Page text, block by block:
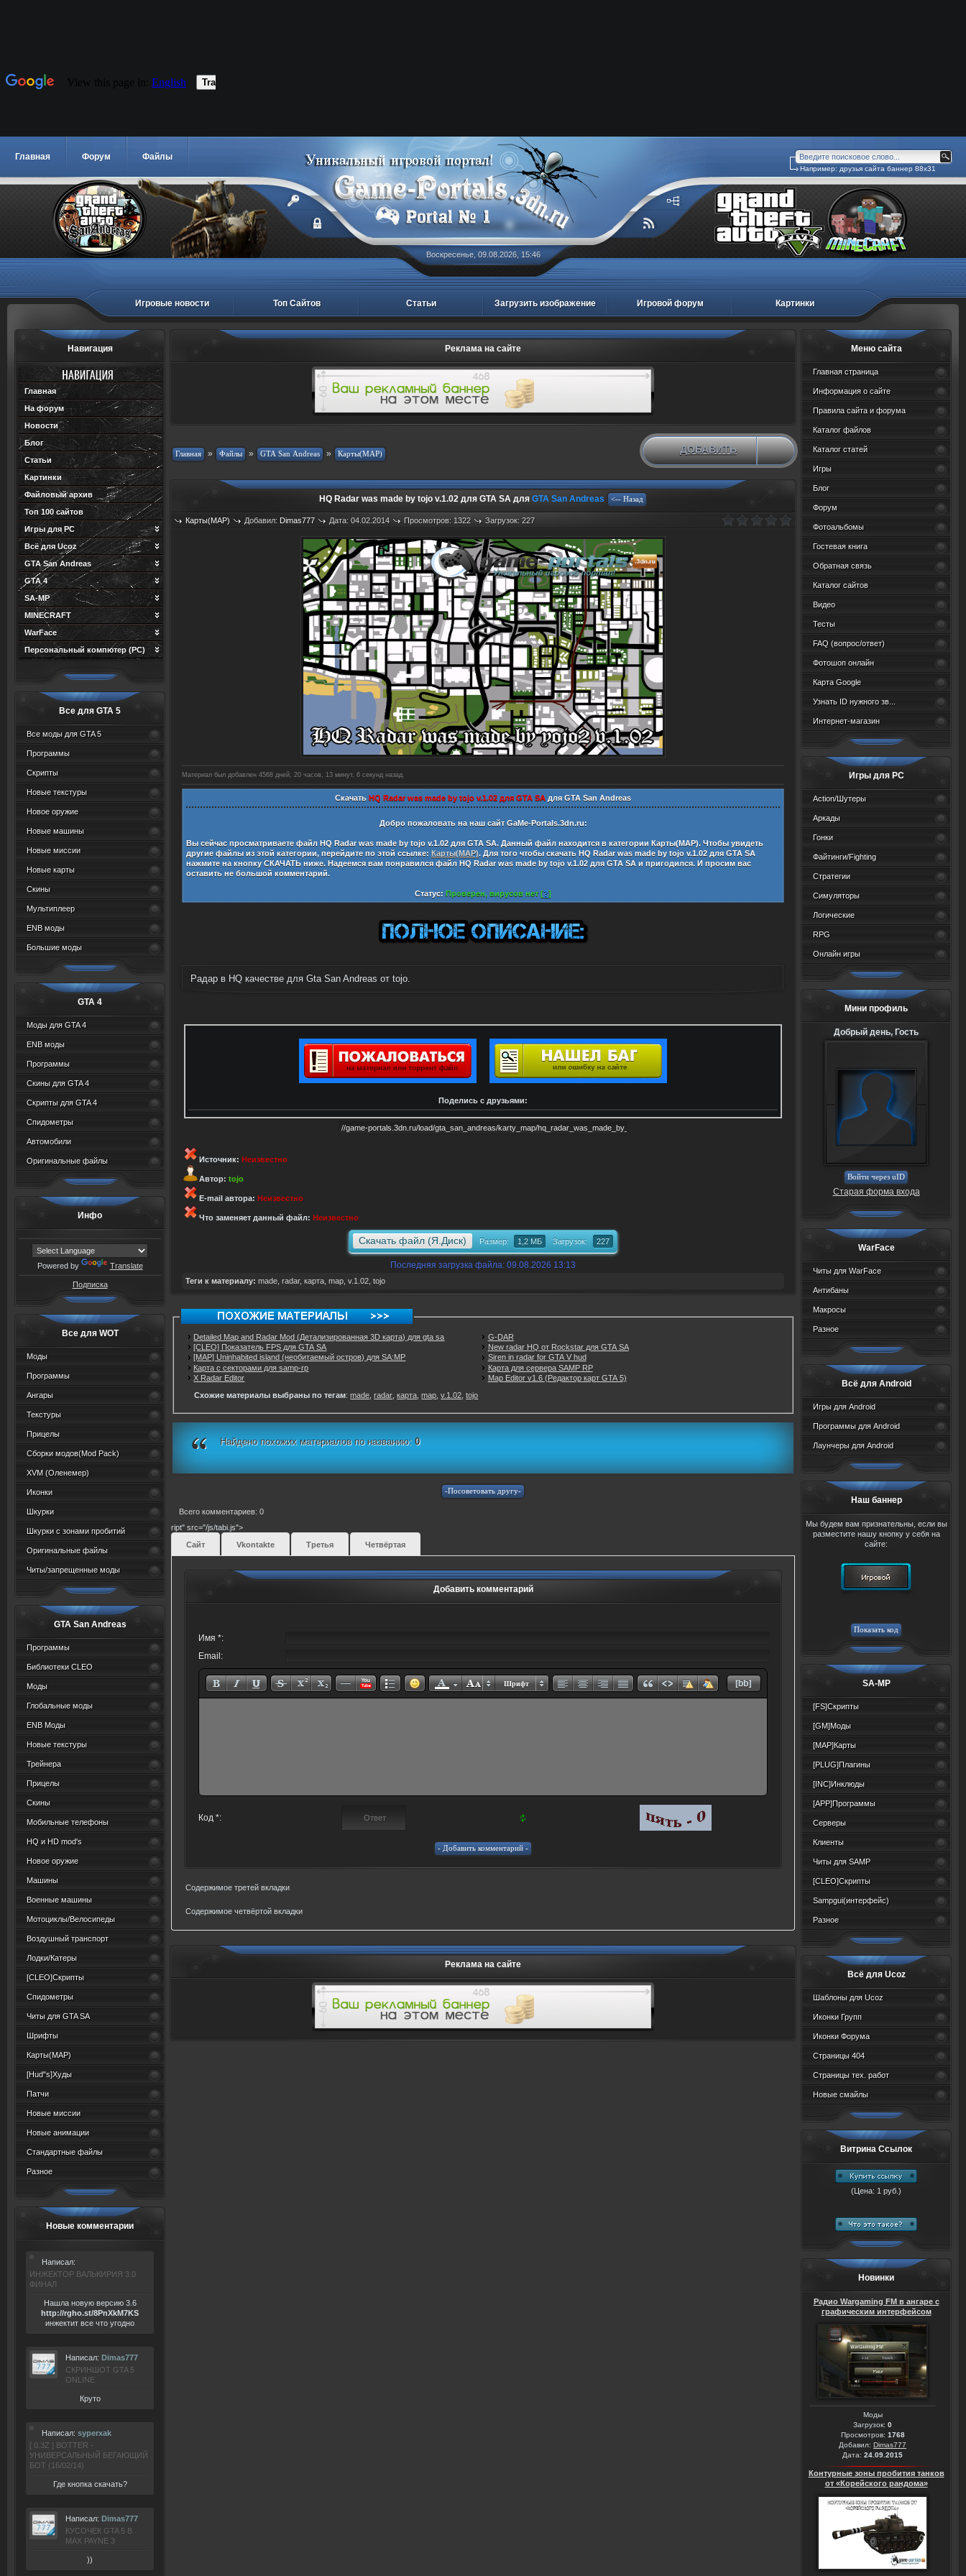
Главная Форум Файлы
Например: друзья сайта баннер 88х31
Воскресенье, 09.08.2026, 15:46
Игровые новости Топ Сайтов Статьи Загрузить изображение Игровой форум Картинки
Навигация
Главная
На форум
Новости
Блог
Статьи
Картинки
Файловый архив
Топ 100 сайтов
Игры для PC
Всё для Ucoz
GTA San Andreas
GTA 4
SA-MP
MINECRAFT
WarFace
Персональный компютер (PC)
Все для GTA 5
Все моды для GTA 5
Программы
Скрипты
Новые текстуры
Новое оружие
Новые машины
Новые миссии
Новые карты
Скины
Мультиплеер
ENB моды
Большие моды
GTA 4
Моды для GTA 4
ENB моды
Программы
Скины для GTA 4
Скрипты для GTA 4
Спидометры
Автомобили
Оригинальные файлы
Инфо
Powered by Translate
Подписка
Все для WOT
Моды
Программы
Ангары
Текстуры
Прицелы
Сборки модов(Mod Pack)
XVM (Oленемер)
Иконки
Шкурки
Шкурки с зонами пробитий
Оригинальные файлы
Читы/запрещенные моды
GTA San Andreas
Программы
Библиотеки CLEO
Моды
Глобальные моды
ENB Моды
Новые текстуры
Трейнера
Прицелы
Скины
Мобильные телефоны
HQ и HD mod's
Новое оружие
Машины
Военные машины
Мотоциклы/Велосипеды
Воздушный транспорт
Лодки/Катеры
[CLEO]Скрипты
Спидометры
Читы для GTA SA
Шрифты
Карты(MAP)
[Hud"s]Худы
Патчи
Новые миссии
Новые анимации
Стандартные файлы
Разное
Новые комментарии
Написал:
ИНЖЕКТОР ВАЛЬКИРИЯ 3.0
ФИНАЛ
Нашла новую версию 3.6
http://rgho.st/8PnXkM7KS
инжектит все что угодно
Написал: Dimas777
СКРИНШОТ GTA 5
ONLINE
Круто
Написал: syperxak
[ 0.3Z ] BOTTER -
УНИВЕРСАЛЬНЫЙ БЕГАЮЩИЙ
БОТ (16/02/14)
Где кнопка скачать?
Написал: Dimas777
КУСОЧЕК GTA 5 В
MAX PAYNE 3
))
Меню сайта
Главная страница
Информация о сайте
Правила сайта и форума
Каталог файлов
Каталог статей
Игры
Блог
Форум
Фотоальбомы
Гостевая книга
Обратная связь
Каталог сайтов
Видео
Тесты
FAQ (вопрос/ответ)
Фотошоп онлайн
Карта Google
Узнать ID нужного зв...
Интернет-магазин
Игры для PC
Action/Шутеры
Аркады
Гонки
Файтинги/Fighting
Стратегии
Симуляторы
Логические
RPG
Онлайн игры
Мини профиль
Добрый день, Гость
Войти через uID
Старая форма входа
WarFace
Читы для WarFace
Антибаны
Макросы
Разное
Всё для Android
Игры для Android
Программы для Android
Лаунчеры для Android
Наш баннер
Мы будем вам признательны, если вы
разместите нашу кнопку у себя на
сайте:
SA-MP
[FS]Скрипты
[GM]Моды
[MAP]Карты
[PLUG]Плагины
[INC]Инклюды
[APP]Программы
Серверы
Клиенты
Читы для SAMP
[CLEO]Скрипты
Sampgui(интерфейс)
Разное
Всё для Ucoz
Шаблоны для Ucoz
Иконки Групп
Иконки Форума
Страницы 404
Страницы тех. работ
Новые смайлы
Витрина Ссылок
(Цена: 1 руб.)
Новинки
Радио Wargaming FM в ангаре с
графическим интерфейсом
Моды
Загрузок: 0
Просмотров: 1768
Добавил: Dimas777
Дата: 24.09.2015
Контурные зоны пробития танков
от «Корейского рандома»
Реклама на сайте
» » » ДОБАВИТЬ НОВЫЙ МАТЕРИАЛ
HQ Radar was made by tojo v.1.02 для GTA SA для GTA San Andreas
Карты(MAP) Добавил: Dimas777 Дата: 04.02.2014 Просмотров: 1322 Загрузок: 227
Материал был добавлен 4568 дней, 20 часов, 13 минут, 8 секунд назад.
Скачать HQ Radar was made by tojo v.1.02 для GTA SA для GTA San Andreas
Добро пожаловать на наш сайт GaMe-Portals.3dn.ru:
Вы сейчас просматриваете файл HQ Radar was made by tojo v.1.02 для GTA SA. Данный файл находится в категории Карты(MAP). Чтобы увидеть
другие файлы из этой категории, перейдите по этой ссылке: Карты(MAP). Для того чтобы скачать HQ Radar was made by tojo v.1.02 для GTA SA
нажмите на кнопку СКАЧАТЬ ниже. Надеемся вам понравился файл HQ Radar was made by tojo v.1.02 для GTA SA и пригодился. И просим вас
оставить не большой комментарий.
Статус: Проверен, вирусов нет [?]
Радар в HQ качестве для Gta San Andreas от tojo.
Поделись с друзьями:
Источник: Неизвестно
Автор: tojo
E-mail автора: Неизвестно
Что заменяет данный файл: Неизвестно
Скачать файл (Я.Диск) Размер: 1,2 МБ Загрузок: 227
Последняя загрузка файла: 09.08.2026 13:13
Теги к материалу: made radar, карта map v.1.02 tojo
Detailed Map and Radar Mod (Детализированная 3D карта) для gta sa
G-DAR
[CLEO] Показатель FPS для GTA SA
New radar HQ от Rockstar для GTA SA
[MAP] Uninhabited island (необитаемый остров) для SA:MP
Siren in radar for GTA V hud
Карта с секторами для samp-rp
Карта для сервера SAMP RP
X Radar Editor
Map Editor v1.6 (Редактор карт GTA 5)
Схожие материалы выбраны по тегам:made ,radar ,карта ,map ,v.1.02 ,tojo
Найдено похожих материалов по названию: 0
Всего комментариев: 0
ript" src="/js/tabi.js">
Сайт
Vkontakte Третья Четвёртая
Добавить комментарий
Имя *:
Email:
Шрифт
Код *:
Содержимое третей вкладки
Содержимое четвёртой вкладки
Реклама на сайте